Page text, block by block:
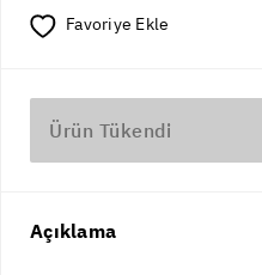
Favoriye Ekle
Ürün Tükendi
Açıklama